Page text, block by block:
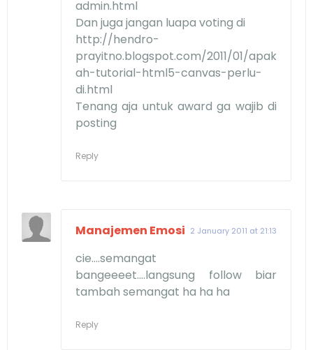
admin.html
Dan juga jangan luapa voting di
http://hendro-
prayitno.blogspot.com/2011/01/apak
ah-tutorial-html5-canvas-perlu-
di.html
Tenang aja untuk award ga wajib di
posting
Reply
Manajemen Emosi 2 January 2011 at 21:13
cie....semangat
bangeeeet....langsung follow biar
tambah semangat ha ha ha
Reply